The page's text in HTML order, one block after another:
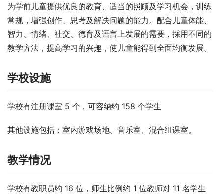
为学前儿童提供优良的教育、适当的照顾及学习机会，训练
常规，增强创作、思考及解决问题的能力。配合儿童体能、
智力、情绪、社交、德育及语言上发展的需要，採用不同的
教学方法，提高学习的兴趣，使儿童能得到全面均衡发展。
学校设施
学校有注册课室 5 个，可容纳约 158 个学生
其他设施包括：室内游戏场地、音乐室、混合组课室。
教学情况
学校有教职员约 16 位，师生比例约 1 位教师对 11 名学生